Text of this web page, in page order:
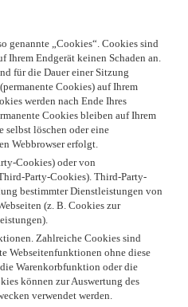
genannte „Cookies“. Cookies sind
Ihrem Endgerät keinen Schaden an.
für die Dauer einer Sitzung
Cookies) auf Ihrem
werden nach Ende Ihres
Cookies bleiben auf Ihrem
selbst löschen oder eine
Webbrowser erfolgt.
Cookies) oder von
Party-Cookies). Third-Party-
bestimmter Dienstleistungen von
(z. B. Cookies zur
Zahlreiche Cookies sind
Webseitenfunktionen ohne diese
Warenkorbfunktion oder die
können zur Auswertung des
verwendet werden.